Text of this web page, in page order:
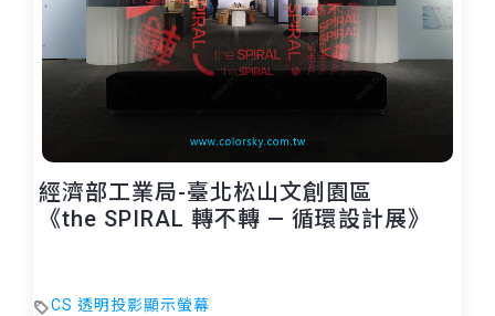
經濟部工業局-臺北松山文創園區
《the SPIRAL 轉不轉 — 循環設計展》
CS 透明投影顯示螢幕